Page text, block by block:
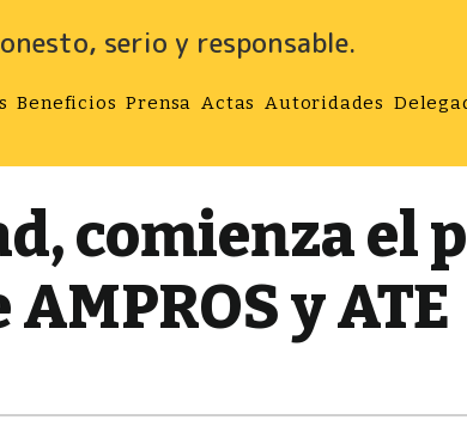
serio y responsable.
Beneficios Prensa Actas Autoridades
comienza el
y ATE